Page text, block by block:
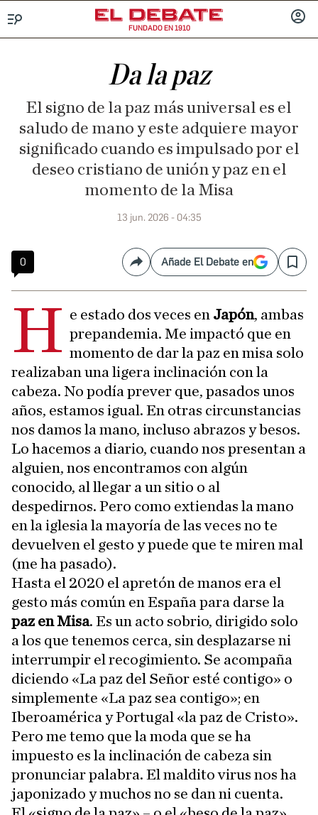
FUNDADO EN 1910
Da la paz
El signo de la paz más universal es el
saludo de mano y este adquiere mayor
significado cuando es impulsado por el
deseo cristiano de unión y paz en el
momento de la Misa
13 jun. 2026 - 04:35
0 CompartirAñade El Debate en Save
H e estado dos veces en Japón, ambas
prepandemia. Me impactó que en
momento de dar la paz en misa solo
realizaban una ligera inclinación con la
cabeza. No podía prever que, pasados unos
años, estamos igual. En otras circunstancias
nos damos la mano, incluso abrazos y besos.
Lo hacemos a diario, cuando nos presentan a
alguien, nos encontramos con algún
conocido, al llegar a un sitio o al
despedirnos. Pero como extiendas la mano
en la iglesia la mayoría de las veces no te
devuelven el gesto y puede que te miren mal
(me ha pasado).
Hasta el 2020 el apretón de manos era el
gesto más común en España para darse la
paz en Misa. Es un acto sobrio, dirigido solo
a los que tenemos cerca, sin desplazarse ni
interrumpir el recogimiento. Se acompaña
diciendo «La paz del Señor esté contigo» o
simplemente «La paz sea contigo»; en
Iberoamérica y Portugal «la paz de Cristo».
Pero me temo que la moda que se ha
impuesto es la inclinación de cabeza sin
pronunciar palabra. El maldito virus nos ha
japonizado y muchos no se dan ni cuenta.